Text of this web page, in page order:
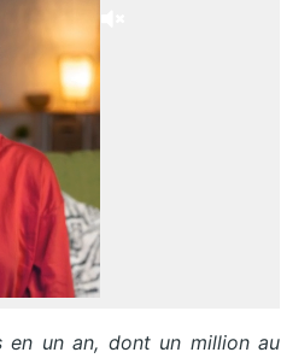
en un an, dont un million au